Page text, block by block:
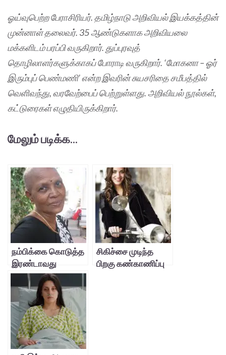
ஓய்வுபெற்ற பேராசிரியர். தமிழ்நாடு அறிவியல் இயக்கத்தின்
முன்னாள் தலைவர். 35 ஆண்டுகளாக அறிவியலை
மக்களிடம் பரப்பி வருகிறார். துப்புரவுத்
தொழிலாளர்களுக்காகப் போராடி வருகிறார். ‘மோகனா – ஓர்
இரும்புப் பெண்மணி’ என்ற இவரின் சுயசரிதை சமீபத்தில்
வெளிவந்து, வரவேற்பைப் பெற்றுள்ளது. அறிவியல் நூல்கள்,
கட்டுரைகள் எழுதியிருக்கிறார்.
மேலும் படிக்க...
நம்பிக்கை கொடுத்த
இரண்டாவது
வாழ்க்கை!
சிகிச்சை முடிந்த
பிறகு கண்காணிப்பு